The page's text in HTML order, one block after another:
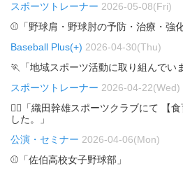
スポーツトレーナー 2026-05-08(Fri)
⚾「野球肩・野球肘の予防・治療・強
Baseball Plus(+) 2026-04-30(Thu)
🏃「地域スポーツ活動に取り組んでい
スポーツトレーナー 2026-04-22(Wed)
🏃‍♂️「織田幹雄スポーツクラブにて 【
した。」
公演・セミナー 2026-04-06(Mon)
⚾「佐伯高校女子野球部」